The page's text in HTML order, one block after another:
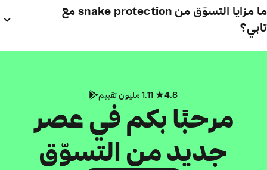
ما مزايا التسوّق من snake protection مع
تابي؟
4.8
مرحبًا بكم في عصر
جديد من التسوّق